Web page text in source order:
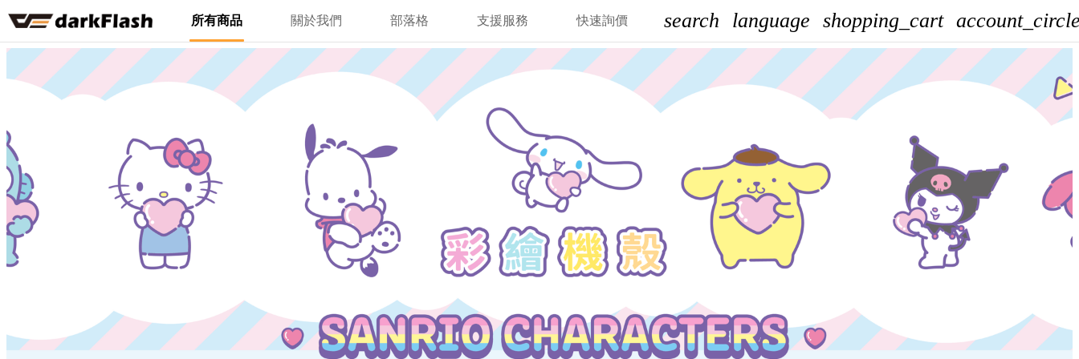
所有商品 關於我們 部落格 支援服務 快速詢價 search language shopping_cart
彩繪機殼